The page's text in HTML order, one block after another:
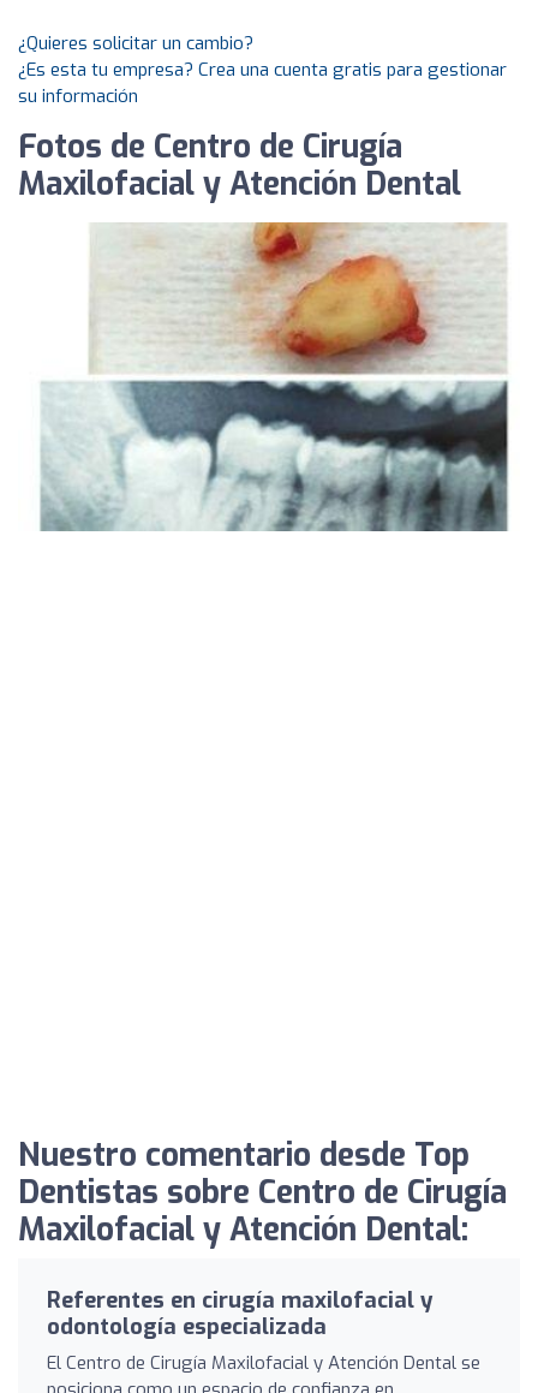
¿Quieres solicitar un cambio?
¿Es esta tu empresa? Crea una cuenta gratis para gestionar
su información
Fotos de Centro de Cirugía
Maxilofacial y Atención Dental
Nuestro comentario desde Top
Dentistas sobre Centro de Cirugía
Maxilofacial y Atención Dental:
Referentes en cirugía maxilofacial y
odontología especializada
El Centro de Cirugía Maxilofacial y Atención Dental se